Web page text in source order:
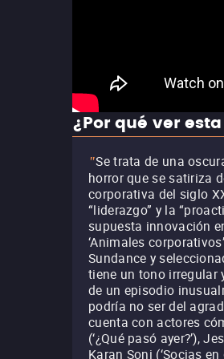
¿Por qué ver
"Se trata de una
horror que se satiriza
corporativa del siglo
“liderazgo” y la
supuesta innovación
‘Animales
Sundance y
tiene un tono irregular
de un episodio
podría no ser del
cuenta con actores
(‘¿Qué pasó ayer?’),
Karan Soni (‘Socias